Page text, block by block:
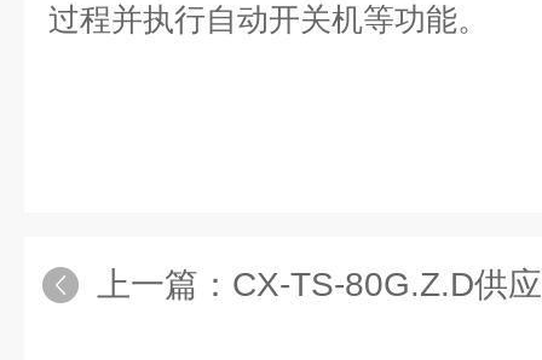
过程并执行自动开关机等功能。
上一篇： CX-TS-80G.Z.D供